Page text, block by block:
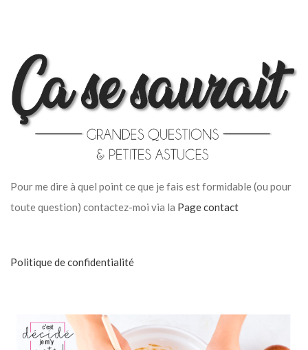
Pour me dire à quel point ce que je fais est formidable (ou pour
toute question) contactez-moi via la Page contact
Politique de confidentialité